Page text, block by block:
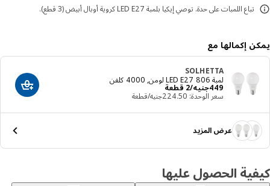
تباع اللمبات على حدة. توصي إيكيا بلمبة LED E27 كروية أوبال أبيض (3 قطع).
إكمالها مع
SOLHETTA
لمبة LED E27 806 لومن, 4000 كلفن
جنيه449 /2 قطعة
السعر جنيه 449/2 قطعة
سعر الوحدة: ‭224.50‬جنيه/قطعة
أضف إلى
عرض المزيد
الحصول عليها